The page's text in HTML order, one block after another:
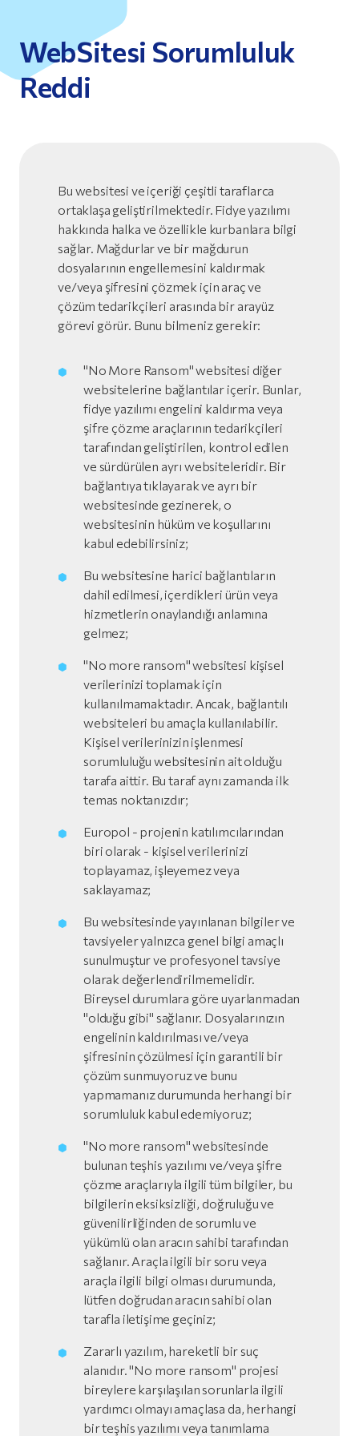
WebSitesi Sorumluluk
Reddi
Bu websitesi ve içeriği çeşitli taraflarca
ortaklaşa geliştirilmektedir. Fidye yazılımı
hakkında halka ve özellikle kurbanlara bilgi
sağlar. Mağdurlar ve bir mağdurun
dosyalarının engellemesini kaldırmak
ve/veya şifresini çözmek için araç ve
çözüm tedarikçileri arasında bir arayüz
görevi görür. Bunu bilmeniz gerekir:
"No More Ransom" websitesi diğer
websitelerine bağlantılar içerir. Bunlar,
fidye yazılımı engelini kaldırma veya
şifre çözme araçlarının tedarikçileri
tarafından geliştirilen, kontrol edilen
ve sürdürülen ayrı websiteleridir. Bir
bağlantıya tıklayarak ve ayrı bir
websitesinde gezinerek, o
websitesinin hüküm ve koşullarını
kabul edebilirsiniz;
Bu websitesine harici bağlantıların
dahil edilmesi, içerdikleri ürün veya
hizmetlerin onaylandığı anlamına
gelmez;
"No more ransom" websitesi kişisel
verilerinizi toplamak için
kullanılmamaktadır. Ancak, bağlantılı
websiteleri bu amaçla kullanılabilir.
Kişisel verilerinizin işlenmesi
sorumluluğu websitesinin ait olduğu
tarafa aittir. Bu taraf aynı zamanda ilk
temas noktanızdır;
Europol - projenin katılımcılarından
biri olarak - kişisel verilerinizi
toplayamaz, işleyemez veya
saklayamaz;
Bu websitesinde yayınlanan bilgiler ve
tavsiyeler yalnızca genel bilgi amaçlı
sunulmuştur ve profesyonel tavsiye
olarak değerlendirilmemelidir.
Bireysel durumlara göre uyarlanmadan
"olduğu gibi" sağlanır. Dosyalarınızın
engelinin kaldırılması ve/veya
şifresinin çözülmesi için garantili bir
çözüm sunmuyoruz ve bunu
yapmamanız durumunda herhangi bir
sorumluluk kabul edemiyoruz;
"No more ransom" websitesinde
bulunan teşhis yazılımı ve/veya şifre
çözme araçlarıyla ilgili tüm bilgiler, bu
bilgilerin eksiksizliği, doğruluğu ve
güvenilirliğinden de sorumlu ve
yükümlü olan aracın sahibi tarafından
sağlanır. Araçla ilgili bir soru veya
araçla ilgili bilgi olması durumunda,
lütfen doğrudan aracın sahibi olan
tarafla iletişime geçiniz;
Zararlı yazılım, hareketli bir suç
alanıdır. "No more ransom" projesi
bireylere karşılaşılan sorunlarla ilgili
yardımcı olmayı amaçlasa da, herhangi
bir teşhis yazılımı veya tanımlama